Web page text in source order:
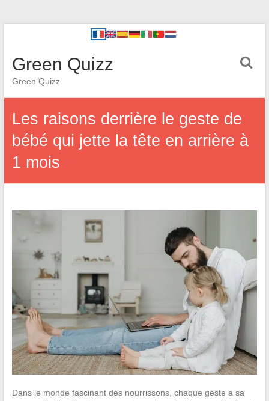
Green Quizz
Green Quizz
Les raisons derrière le geste de
bébé qui jette la tête en arrière à
1 mois
Dans le monde fascinant des nourrissons, chaque geste a sa